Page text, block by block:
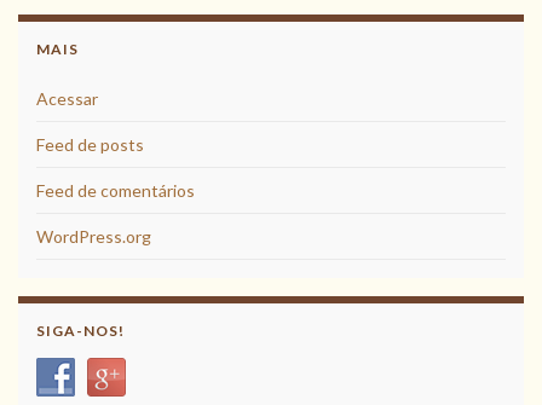
MAIS
Acessar
Feed de posts
Feed de comentários
WordPress.org
SIGA-NOS!